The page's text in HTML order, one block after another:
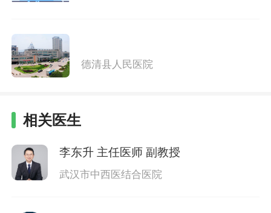
德清县人民医院
相关医生
李东升 主任医师 副教授
武汉市中西医结合医院